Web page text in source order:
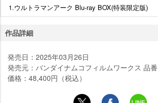
1.ウルトラマンアーク Blu-ray BOX(特装限定版)
作品詳細
発売日：2025年03月26日
発売元：バンダイナムコフィルムワークス 品
価格：48,400円（税込）